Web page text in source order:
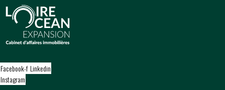
o
c
o
Facebook-f Linkedin
Instagram